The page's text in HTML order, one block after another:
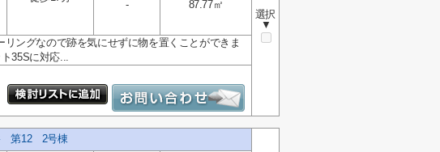
選択
▼
-
87.77㎡
ングなので跡を気にせずに物を置くことができま
35Sに対応...
第12 2号棟